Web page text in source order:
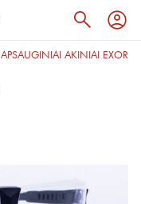
APSAUGINIAI AKINIAI EXOR